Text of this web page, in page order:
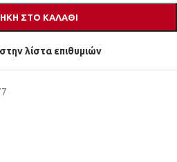
ΣΤΟ ΚΑΛΆΘΙ
λίστα επιθυμιών